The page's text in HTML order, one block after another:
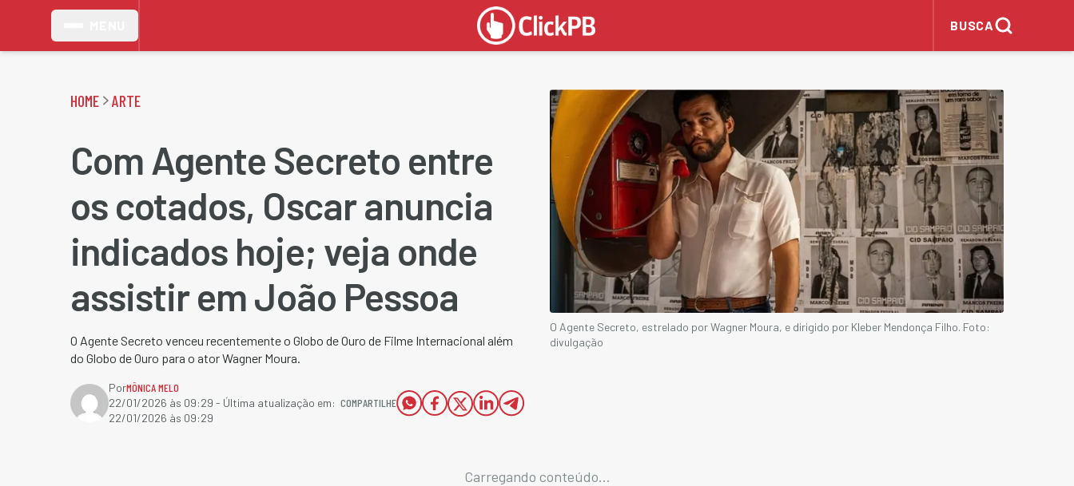
BUSCA
HOME ARTE
Com Agente Secreto entre
os cotados, Oscar anuncia
indicados hoje; veja onde
assistir em João Pessoa
O Agente Secreto venceu recentemente o Globo de Ouro de Filme Internacional além
do Globo de Ouro para o ator Wagner Moura.
PorMÔNICA MELO
22/01/2026 às 09:29 - Última atualização em:
22/01/2026 às 09:29
COMPARTILHE
O Agente Secreto, estrelado por Wagner Moura, e dirigido por Kleber Mendonça Filho. Foto:
divulgação
Carregando conteúdo...